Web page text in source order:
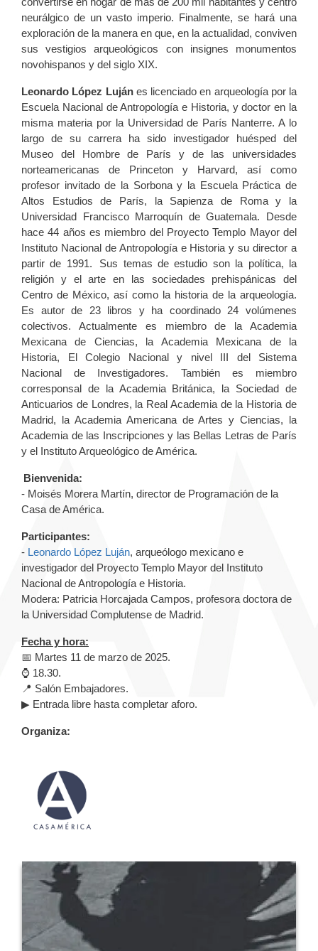
neurálgico de un vasto imperio. Finalmente, se hará una
exploración de la manera en que, en la actualidad, conviven
sus vestigios arqueológicos con insignes monumentos
novohispanos y del siglo XIX.
Leonardo López Lujánes licenciado en arqueología por la
Escuela Nacional de Antropología e Historia, y doctor en la
misma materia por la Universidad de París Nanterre. A lo
largo de su carrera ha sido investigador huésped del
Museo del Hombre de París y de las universidades
norteamericanas de Princeton y Harvard, así como
profesor invitado de la Sorbona y la Escuela Práctica de
Altos Estudios de París, la Sapienza de Roma y la
Universidad Francisco Marroquín de Guatemala. Desde
hace 44 años es miembro del Proyecto Templo Mayor del
Instituto Nacional de Antropología e Historia y su director a
partir de 1991. Sus temas de estudio son la política, la
religión y el arte en las sociedades prehispánicas del
Centro de México, así como la historia de la arqueología.
Es autor de 23 libros y ha coordinado 24 volúmenes
colectivos. Actualmente es miembro de la Academia
Mexicana de Ciencias, la Academia Mexicana de la
Historia, El Colegio Nacional y nivel III del Sistema
Nacional de Investigadores. También es miembro
corresponsal de la Academia Británica, la Sociedad de
Anticuarios de Londres, la Real Academia de la Historia de
Madrid, la Academia Americana de Artes y Ciencias, la
Academia de las Inscripciones y las Bellas Letras de París
y el Instituto Arqueológico de América.
Bienvenida:
- Moisés Morera Martín, director de Programación de la
Casa de América.
Participantes:
- Leonardo López Luján, arqueólogo mexicano e
investigador del Proyecto Templo Mayor del Instituto
Nacional de Antropología e Historia.
Modera: Patricia Horcajada Campos, profesora doctora de
la Universidad Complutense de Madrid.
Fecha y hora:
📅 Martes 11 de marzo de 2025.
⌚ 18.30.
📍 Salón Embajadores.
▶ Entrada libre hasta completar aforo.
Organiza: